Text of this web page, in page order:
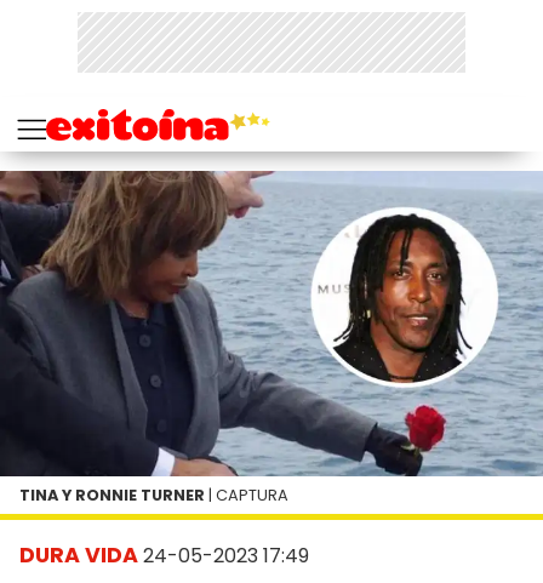
DURA VIDA24-05-2023 17:49
TINA Y RONNIE TURNER | CAPTURA